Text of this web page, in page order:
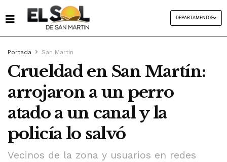
DEPARTAMENTOS
Portada San Martín
Crueldad en San Martín:
arrojaron a un perro
atado a un canal y la
policía lo salvó
Vecinos de la zona y usuarios en redes